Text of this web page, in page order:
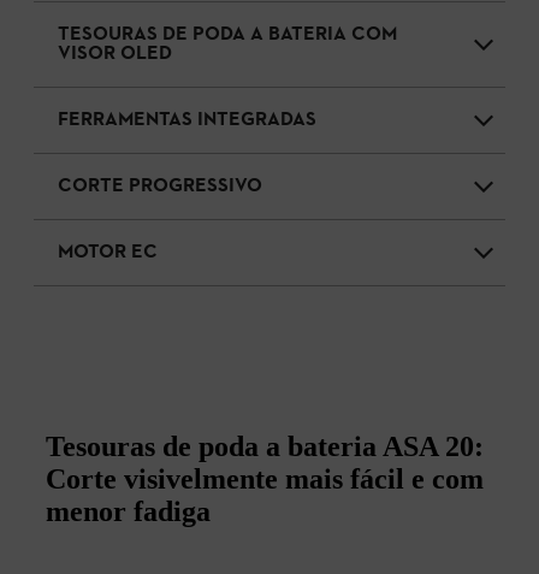
TESOURAS DE PODA A BATERIA COM
VISOR OLED
FERRAMENTAS INTEGRADAS
CORTE PROGRESSIVO
MOTOR EC
Tesouras de poda a bateria ASA 20:
Corte visivelmente mais fácil e com
menor fadiga